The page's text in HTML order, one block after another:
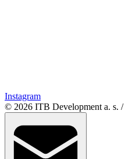
Instagram
© 2026 ITB Development a. s. /